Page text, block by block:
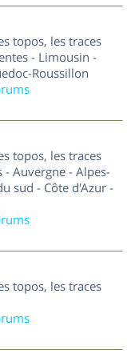
topos, les traces
- Limousin -
Roussillon
topos, les traces
- Auvergne - Alpes-
sud - Côte d'Azur -
topos, les traces